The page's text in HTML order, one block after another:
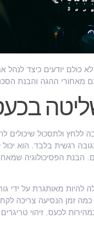
כולם יודעים כיצד
ההגה והבנת
ללחץ ולתסכול
רגשית בלבד. הוא יכול
הבנת הפסיכולוגיה
מאותגרת על ידי
זמן הנסיעה צריכה
לכעס. זיהוי